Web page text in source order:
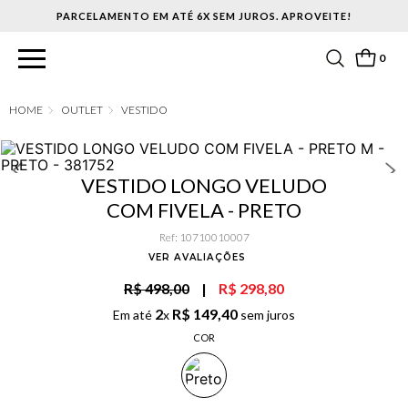
PARCELAMENTO EM ATÉ 6X SEM JUROS. APROVEITE!
0
OUTLET VESTIDO
VESTIDO LONGO VELUDO
COM FIVELA - PRETO
Ref: 10710010007
VER AVALIAÇÕES
R$ 498,00 | R$ 298,80
Em até 2x R$ 149,40 sem juros
COR